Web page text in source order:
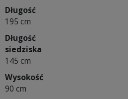
Długość
195 cm
Długość
siedziska
145 cm
Wysokość
90 cm